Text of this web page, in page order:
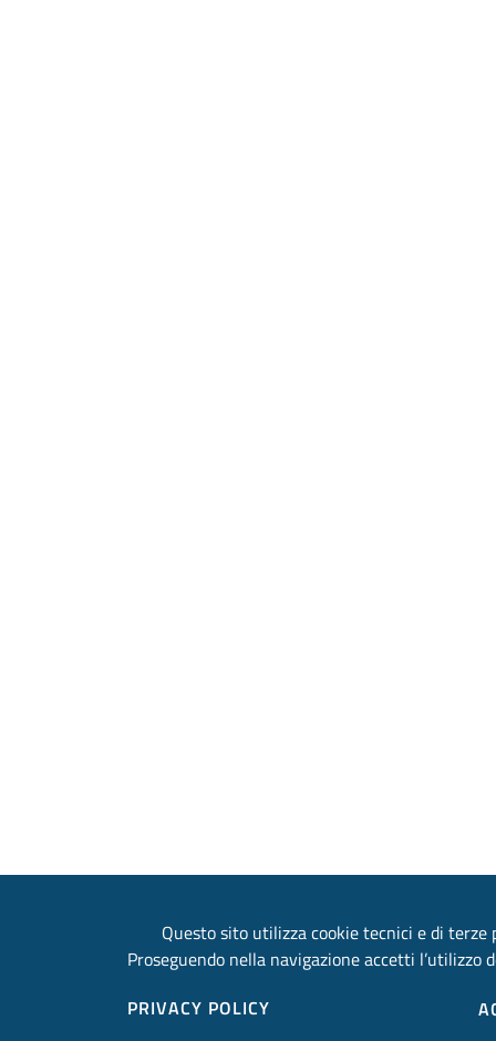
Questo sito utilizza cookie tecnici e di terze
Proseguendo nella navigazione accetti l’utilizzo
PRIVACY POLICY